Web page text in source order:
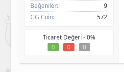
Beğeniler
9
GG Coin
572
Ticaret Değeri -0%
0
0 0